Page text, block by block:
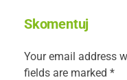
Skomentuj
Your email address
fields are marked *